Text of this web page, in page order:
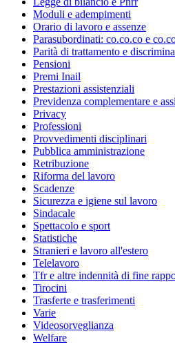
Moduli e adempimenti
Orario di lavoro e assenze
Parasubordinati: co.co.co e
Parità di trattamento e
Pensioni
Premi Inail
Prestazioni assistenziali
Previdenza complementare e
Privacy
Professioni
Provvedimenti disciplinari
Pubblica amministrazione
Retribuzione
Riforma del lavoro
Scadenze
Sicurezza e igiene sul lavoro
Sindacale
Spettacolo e sport
Statistiche
Stranieri e lavoro all'estero
Telelavoro
Tfr e altre indennità di fine
Tirocini
Trasferte e trasferimenti
Varie
Videosorveglianza
Welfare